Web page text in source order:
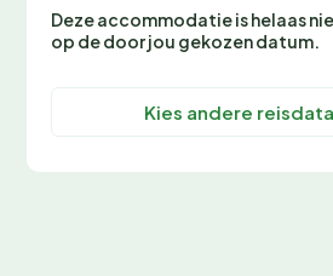
Deze accommodatie is helaas
op de door jou gekozen datum.
Kies andere reisdata